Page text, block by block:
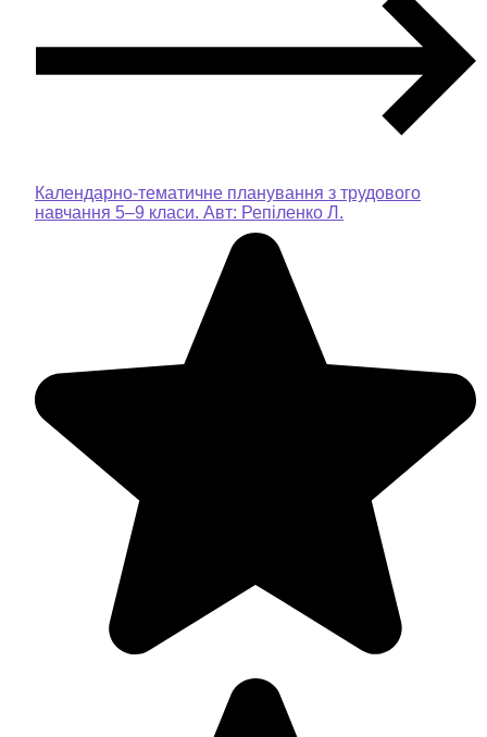
Календарно-тематичне планування з трудового
навчання 5–9 класи. Авт: Репіленко Л.